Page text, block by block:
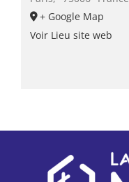
+ Google Map
Voir Lieu site web